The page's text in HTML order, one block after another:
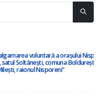
Nisporeni, comuna Vărzărești,